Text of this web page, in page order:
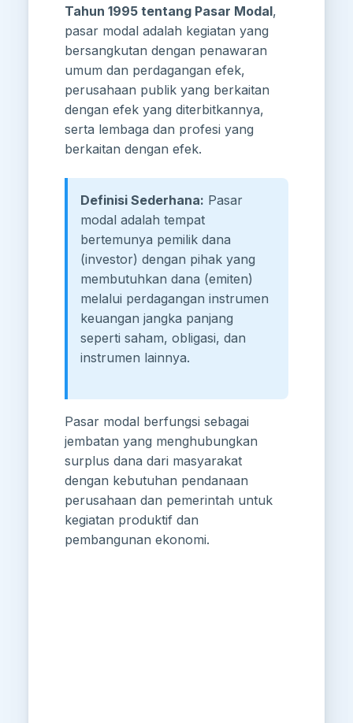
Tahun 1995 tentang Pasar Modal,
pasar modal adalah kegiatan yang
bersangkutan dengan penawaran
umum dan perdagangan efek,
perusahaan publik yang berkaitan
dengan efek yang diterbitkannya,
serta lembaga dan profesi yang
berkaitan dengan efek.
Definisi Sederhana: Pasar
modal adalah tempat
bertemunya pemilik dana
(investor) dengan pihak yang
membutuhkan dana (emiten)
melalui perdagangan instrumen
keuangan jangka panjang
seperti saham, obligasi, dan
instrumen lainnya.
Pasar modal berfungsi sebagai
jembatan yang menghubungkan
surplus dana dari masyarakat
dengan kebutuhan pendanaan
perusahaan dan pemerintah untuk
kegiatan produktif dan
pembangunan ekonomi.